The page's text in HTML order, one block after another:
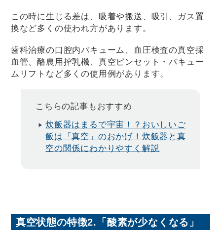
この時に生じる差は、吸着や搬送、吸引、ガス置
換など多くの使われ方があります。
歯科治療の口腔内バキューム、血圧検査の真空採
血管、酪農用搾乳機、真空ピンセット・バキュー
ムリフトなど多くの使用例があります。
こちらの記事もおすすめ
炊飯器はまるで宇宙！？おいしいご
飯は「真空」のおかげ！炊飯器と真
空の関係にわかりやすく解説
真空状態の特徴2.「酸素が少なくなる」